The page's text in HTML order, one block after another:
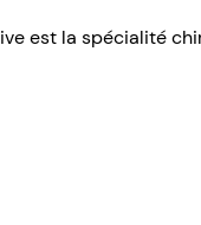
est la spécialité